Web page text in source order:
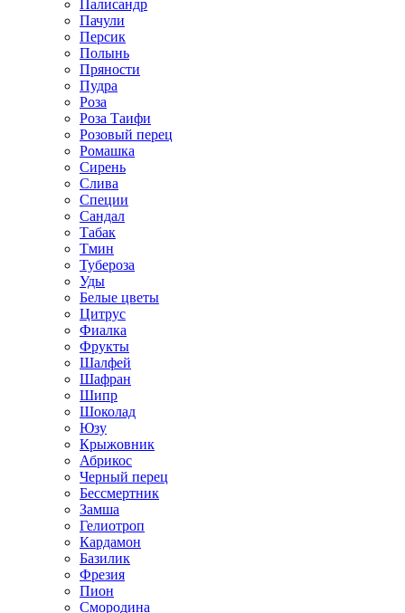
Палисандр
Пачули
Персик
Полынь
Пряности
Пудра
Роза
Роза Таифи
Розовый перец
Ромашка
Сирень
Слива
Специи
Сандал
Табак
Тмин
Тубероза
Уды
Белые цветы
Цитрус
Фиалка
Фрукты
Шалфей
Шафран
Шипр
Шоколад
Юзу
Крыжовник
Абрикос
Черный перец
Бессмертник
Замша
Гелиотроп
Кардамон
Базилик
Фрезия
Пион
Смородина